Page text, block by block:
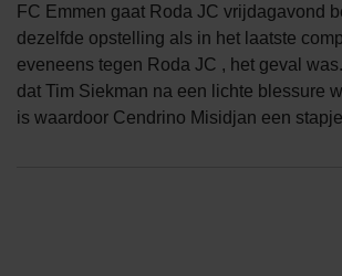
FC Emmen gaat Roda JC vrijdagavond
dezelfde opstelling als in het laatste
eveneens tegen Roda JC , het geval
dat Tim Siekman na een lichte blessure
is waardoor Cendrino Misidjan een